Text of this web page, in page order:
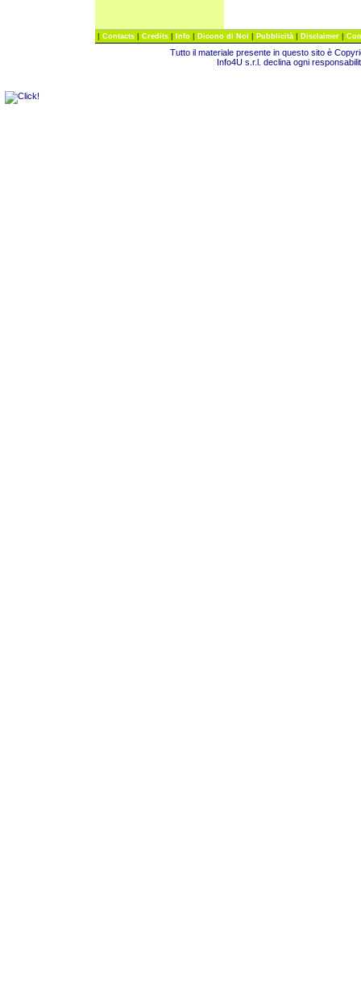
| Contacts | Credits | Info | Dicono di Noi | Pubblicità | Disclaimer |
Tutto il materiale presente in questo sito è
Info4U s.r.l. declina ogni